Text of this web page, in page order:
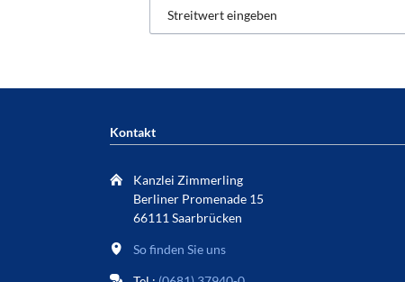
Kontakt
Kanzlei Zimmerling
Berliner Promenade 15
66111 Saarbrücken
So finden Sie uns